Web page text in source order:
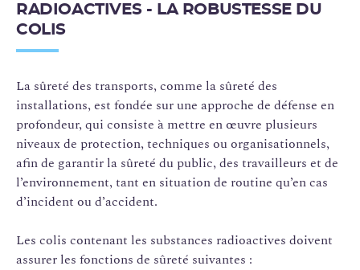
RADIOACTIVES - LA ROBUSTESSE DU
COLIS
La sûreté des transports, comme la sûreté des
installations, est fondée sur une approche de défense en
profondeur, qui consiste à mettre en œuvre plusieurs
niveaux de protection, techniques ou organisationnels,
afin de garantir la sûreté du public, des travailleurs et de
l’environnement, tant en situation de routine qu’en cas
d’incident ou d’accident.
Les colis contenant les substances radioactives doivent
assurer les fonctions de sûreté suivantes :